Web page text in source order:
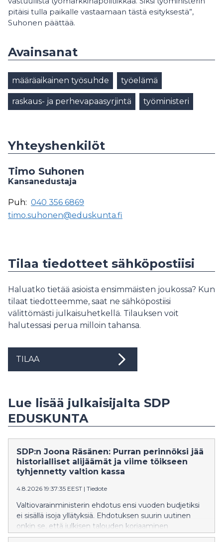
pitäisi tulla paikalle vastaamaan tästä esityksestä”,
Suhonen päättää.
Avainsanat
määräaikainen työsuhde työelämä
raskaus- ja perhevapaasyrjintä työministeri
Yhteyshenkilöt
Timo Suhonen
Kansanedustaja
Puh: 040 356 6869
timo.suhonen@eduskunta.fi
Tilaa tiedotteet sähköpostiisi
Haluatko tietää asioista ensimmäisten joukossa? Kun
tilaat tiedotteemme, saat ne sähköpostiisi
välittömästi julkaisuhetkellä. Tilauksen voit
halutessasi perua milloin tahansa.
TILAA
Lue lisää julkaisijalta SDP
EDUSKUNTA
SDP:n Joona Räsänen: Purran perinnöksi jää
historialliset alijäämät ja viime töikseen
tyhjennetty valtion kassa
4.8.2026 19:37:35 EEST | Tiedote
Valtiovarainministerin ehdotus ensi vuoden budjetiksi
ei sisällä isoja yllätyksiä. Ehdotuksen suurin uutinen
onkin se, että julkisen talouden korjaaminen
työnnetään seuraavan hallituksen syliin, SDP:n Joona